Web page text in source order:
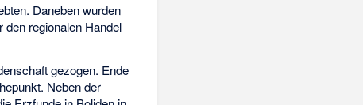
Daneben wurden
regionalen Handel
gezogen. Ende
Neben der